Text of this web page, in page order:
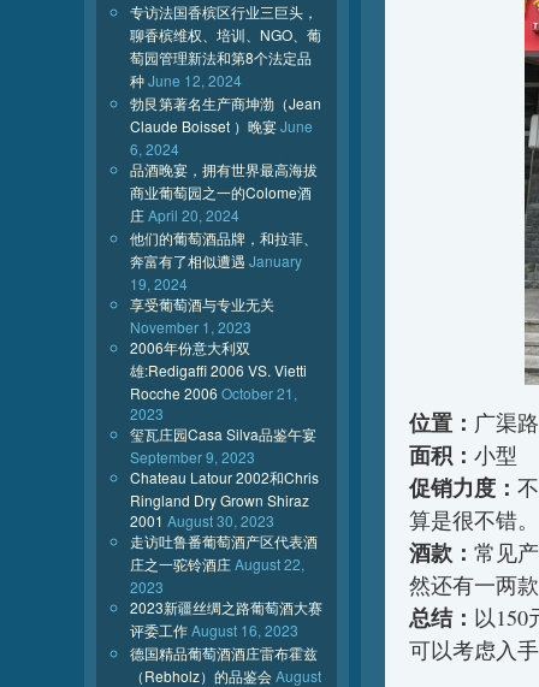
位置： 广渠
面积： 小型
促销力度：
算是很不错。
酒款： 常见
然还有一两
总结： 以150
可以考虑入
专访法国香槟区行业三巨头，
聊香槟维权、培训、NGO、葡
萄园管理新法和第8个法定品
种June 12, 2024
勃艮第著名生产商坤渤（Jean
Claude Boisset ）晚宴June
6, 2024
品酒晚宴，拥有世界最高海拔
商业葡萄园之一的Colome酒
庄April 20, 2024
他们的葡萄酒品牌，和拉菲、
奔富有了相似遭遇 January
19, 2024
享受葡萄酒与专业无关
November 1, 2023
2006年份意大利双
雄:Redigaffi 2006 VS. Vietti
Rocche 2006 October 21,
2023
玺瓦庄园Casa Silva品鉴午宴
September 9, 2023
Chateau Latour 2002和Chris
Ringland Dry Grown Shiraz
2001 August 30, 2023
走访吐鲁番葡萄酒产区代表酒
庄之一驼铃酒庄August 22,
2023
2023新疆丝绸之路葡萄酒大赛
评委工作August 16, 2023
德国精品葡萄酒酒庄雷布霍兹
（Rebholz）的品鉴会August